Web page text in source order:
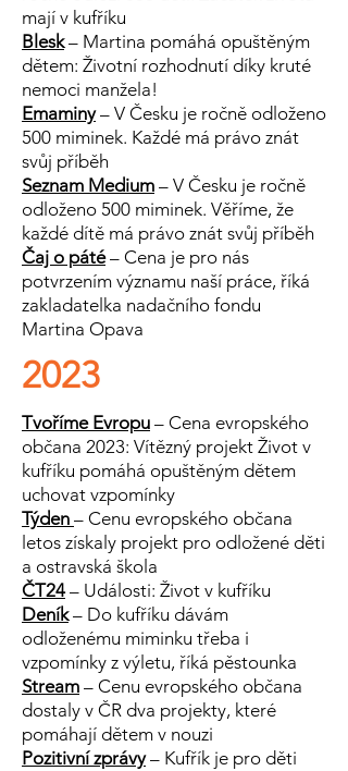
mají v kufříku
Blesk – Martina pomáhá opuštěným
dětem: Životní rozhodnutí díky kruté
nemoci manžela!
Emaminy– V Česku je ročně odloženo
500 miminek. Každé má právo znát
svůj příběh
Seznam Medium – V Česku je ročně
odloženo 500 miminek. Věříme, že
každé dítě má právo znát svůj příběh
Čaj o páté– Cena je pro nás
potvrzením významu naší práce, říká
zakladatelka nadačního fondu
Martina Opava
2023
Tvoříme Evropu – Cena evropského
občana 2023: Vítězný projekt Život v
kufříku pomáhá opuštěným dětem
uchovat vzpomínky
Týden – Cenu evropského občana
letos získaly projekt pro odložené děti
a ostravská škola
ČT24– Události: Život v kufříku
Deník– Do kufříku dávám
odloženému miminku třeba i
vzpomínky z výletu, říká pěstounka
Stream – Cenu evropského občana
dostaly v ČR dva projekty, které
pomáhají dětem v nouzi
Pozitivní zprávy– Kufřík je pro děti